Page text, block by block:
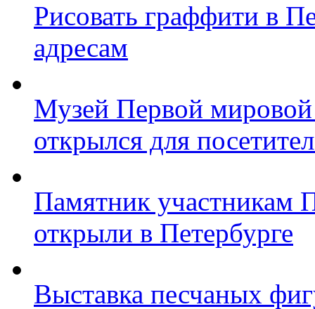
Рисовать граффити в
адресам
Музей Первой
открылся для
Памятник участникам
открыли в Петербурге
Выставка песчаных